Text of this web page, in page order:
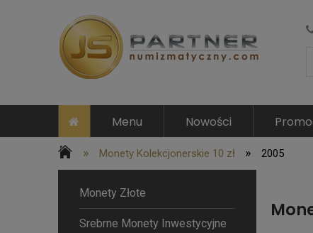
Menu Nowości
» Monety Kolekcjonerskie 10 zł » 2005
Monety Złote
Srebrne Monety Inwestycyjne